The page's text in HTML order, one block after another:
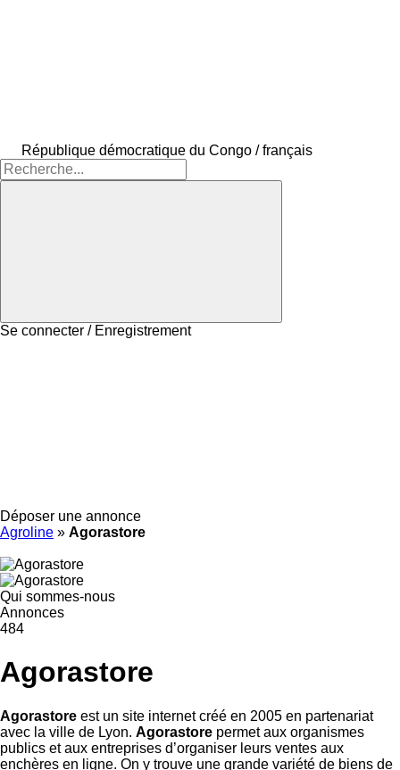
République démocratique du Congo / français
Se connecter / Enregistrement
Déposer une annonce
Agroline » Agorastore
Qui sommes-nous
Annonces
484
Agorastore
Agorastore est un site internet créé en 2005 en partenariat
avec la ville de Lyon. Agorastore permet aux organismes
publics et aux entreprises d’organiser leurs ventes aux
enchères en ligne. On y trouve une grande variété de biens de